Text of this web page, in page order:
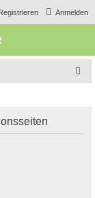
Anmelden
e